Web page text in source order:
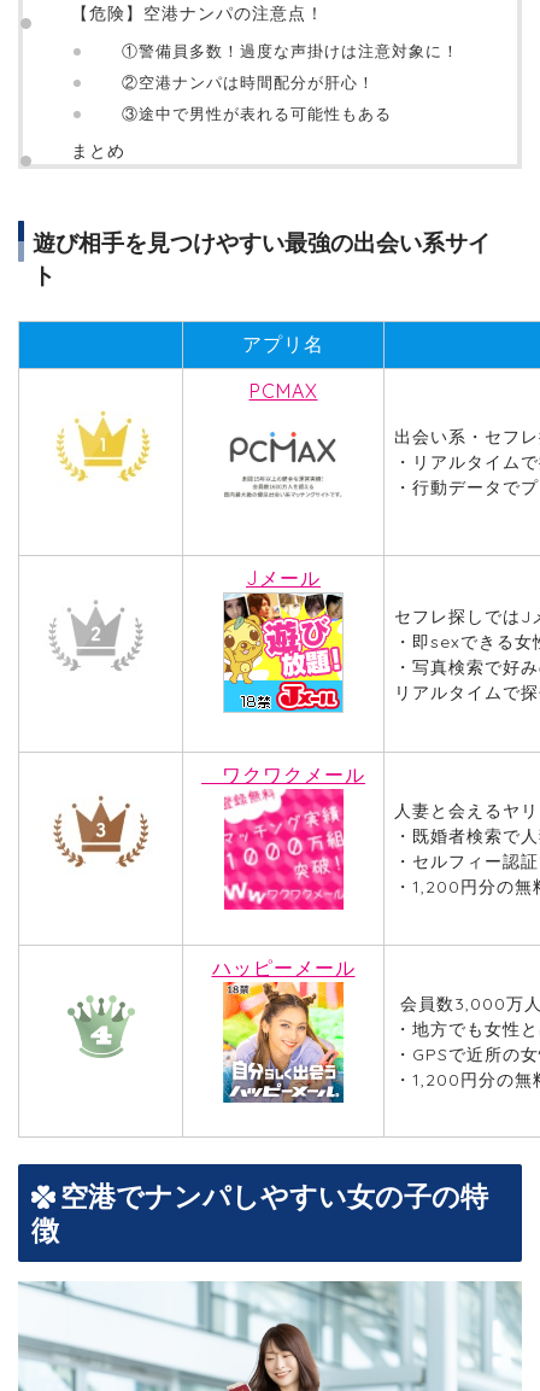
【危険】空港ナンパの注意点！
①警備員多数！過度な声掛けは注意対象に！
②空港ナンパは時間配分が肝心！
③途中で男性が表れる可能性もある
まとめ
遊び相手を見つけやすい最強の出会い系サイ
ト
アプリ名
PCMAX
出会い系・セフ
・リアルタイム
・行動データで
Jメール
セフレ探しではJ
・即sexできる
・写真検索で好
リアルタイムで
ワクワクメール
人妻と会えるヤ
・既婚者検索で
・セルフィー認
・1,200円分の
ハッピーメール
会員数3,000万
・地方でも女性
・GPSで近所の
・1,200円分の
空港でナンパしやすい女の子の特
徴